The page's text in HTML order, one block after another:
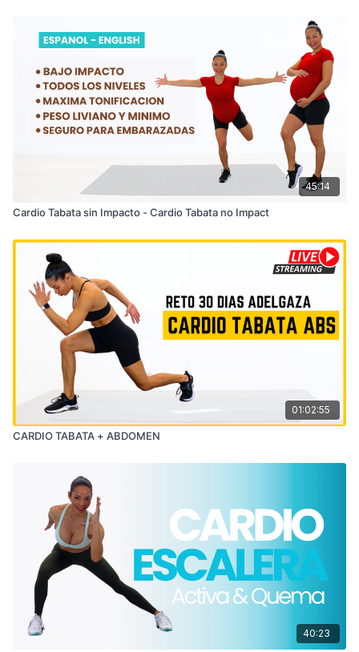
45:14
Cardio Tabata sin Impacto - Cardio Tabata no Impact
01:02:55
CARDIO TABATA + ABDOMEN
40:23